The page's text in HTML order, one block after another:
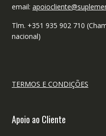
email:
Tlm. +351 935 902 710
nacional)
TERMOS E CONDIÇÕES
Apoio ao Cliente